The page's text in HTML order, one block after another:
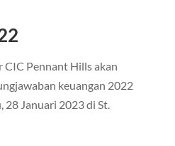
CIC Pennant Hills akan
keuangan 2022
28 Januari 2023 di St.